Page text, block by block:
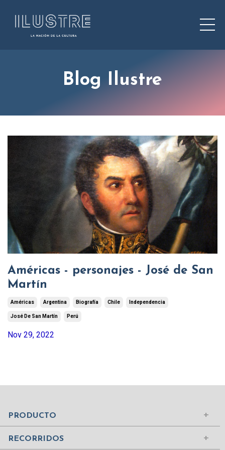
Blog Ilustre
Américas - personajes - José de San
Martín
Américas Argentina Biografía Chile Independencia
José De San Martín Perú
Nov 29, 2022
PRODUCTO
Iniciar sesión
Comprar suscripción
Contenidos
RECORRIDOS
Mundo Islámico
Civilizaciones de la Antigüedad
Ciudades del Mundo